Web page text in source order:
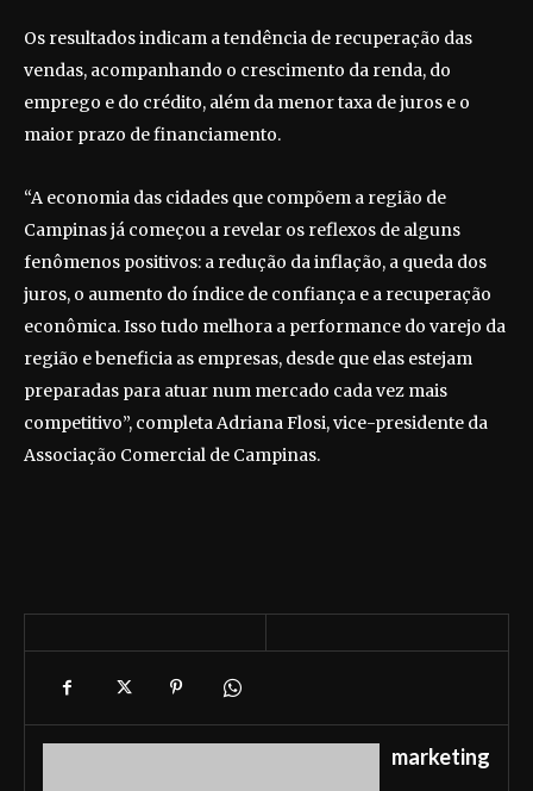
Os resultados indicam a tendência de recuperação das
vendas, acompanhando o crescimento da renda, do
emprego e do crédito, além da menor taxa de juros e o
maior prazo de financiamento.
“A economia das cidades que compõem a região de
Campinas já começou a revelar os reflexos de alguns
fenômenos positivos: a redução da inflação, a queda dos
juros, o aumento do índice de confiança e a recuperação
econômica. Isso tudo melhora a performance do varejo da
região e beneficia as empresas, desde que elas estejam
preparadas para atuar num mercado cada vez mais
competitivo”, completa Adriana Flosi, vice-presidente da
Associação Comercial de Campinas.
marketing